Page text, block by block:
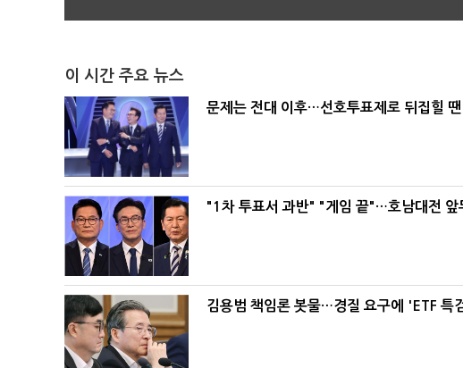
이 시간 주요 뉴스
문제는 전대 이후…선호투표제로 뒤집힐
"1차 투표서 과반" "게임 끝"…호남대전 앞
김용범 책임론 봇물…경질 요구에 'ETF 특